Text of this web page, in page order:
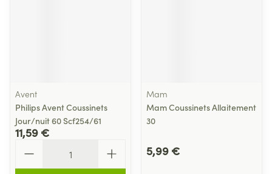
Avent
Philips Avent Coussinets
Jour/nuit 60 Scf254/61
11,59 €
Mam
Mam Coussinets Allaitement
30
5,99 €